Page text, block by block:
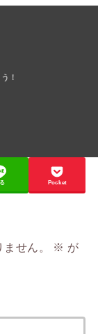
Pocket
せん。 ※ が